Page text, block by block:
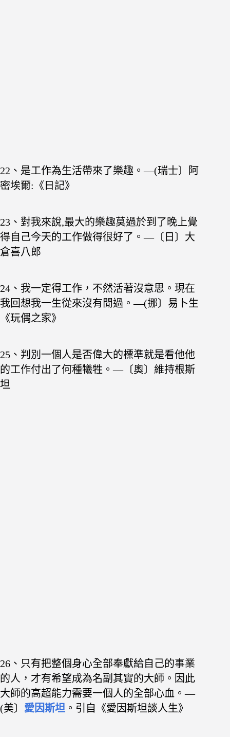
22、是工作為生活帶來了樂趣。—(瑞士〕阿
密埃爾:《日記》
23、對我來說,最大的樂趣莫過於到了晚上覺
得自己今天的工作做得很好了。—〔日〕大
倉喜八郎
24、我一定得工作，不然活著沒意思。現在
我回想我一生從來沒有閒過。—(挪〕易卜生
《玩偶之家》
25、判別一個人是否偉大的標準就是看他他
的工作付出了何種犧牲。—〔奧〕維持根斯
坦
26、只有把整個身心全部奉獻給自己的事業
的人，才有希望成為名副其實的大師。因此
大師的高超能力需要一個人的全部心血。—
(美〕 愛因斯坦 。引自《愛因斯坦談人生》